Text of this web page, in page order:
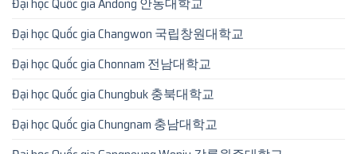
Đại học Quốc gia Changwon 국립창원대학교
Đại học Quốc gia Chonnam 전남대학교
Đại học Quốc gia Chungbuk 충북대학교
Đại học Quốc gia Chungnam 충남대학교